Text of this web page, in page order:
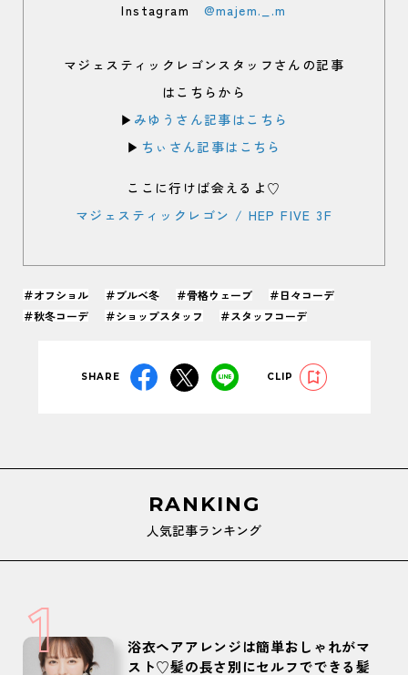
Instagram @majem._.m
マジェスティックレゴンスタッフさんの記事
はこちらから
▶︎ みゆうさん記事はこちら
▶ ちぃさん記事はこちら
ここに行けば会えるよ♡
マジェスティックレゴン / HEP FIVE 3F
＃オフショル ＃ブルベ冬 ＃骨格ウェーブ
＃日々コーデ
＃秋冬コーデ
＃ショップスタッフ ＃スタッフコーデ
SHARE CLIP
RANKING
人気記事ランキング
1
浴衣ヘアアレンジは簡単おしゃれがマ
スト♡髪の長さ別にセルフでできる髪